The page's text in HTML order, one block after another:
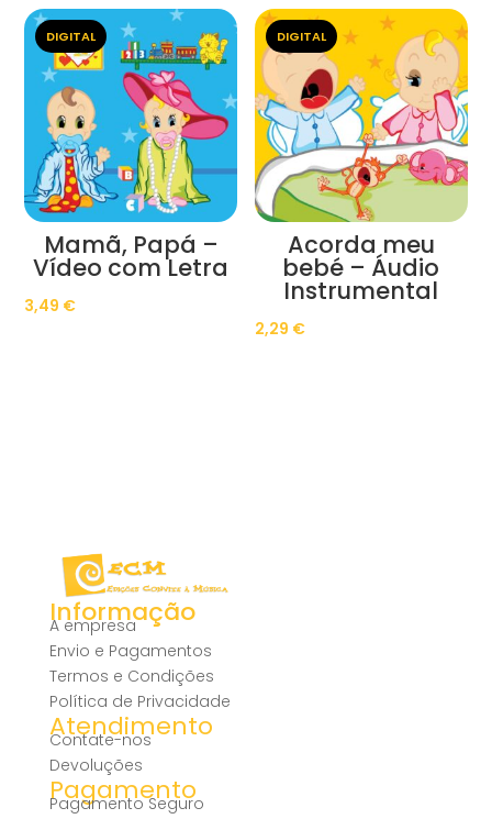
DIGITAL
Mamã, Papá –
Vídeo com Letra
3,49 €
DIGITAL
Acorda meu
bebé – Áudio
Instrumental
2,29 €
Informação
A empresa
Envio e Pagamentos
Termos e Condições
Política de Privacidade
Atendimento
Contate-nos
Devoluções
Pagamento
Pagamento Seguro